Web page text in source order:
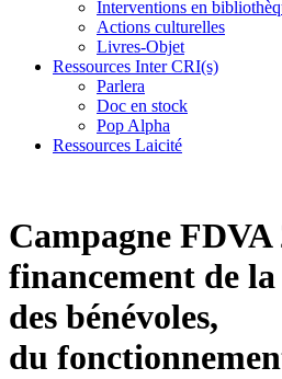
Interventions en
Actions culturelles
Livres-Objet
Ressources Inter CRI(s)
Parlera
Doc en stock
Pop Alpha
Ressources Laicité
Campagne FDVA
financement de
des bénévoles,
du